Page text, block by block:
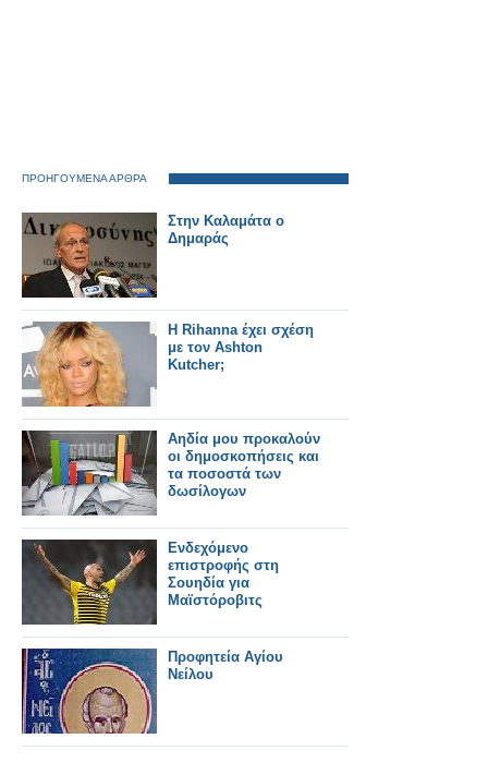
ΠΡΟΗΓΟΥΜΕΝΑ ΑΡΘΡΑ
Στην Καλαμάτα ο
Δημαράς
H Rihanna έχει σχέση
με τον Ashton
Kutcher;
Αηδία μου προκαλούν
οι δημοσκοπήσεις και
τα ποσοστά των
δωσίλογων
Ενδεχόμενο
επιστροφής στη
Σουηδία για
Μαϊστόροβιτς
Προφητεία Αγίου
Νείλου